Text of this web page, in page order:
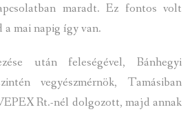
maradt. Ez fontos volt
a mai napig így van.
után feleségével, Bánhegyi
vegyészmérnök, Tamásiban
Rt.-nél dolgozott, majd annak